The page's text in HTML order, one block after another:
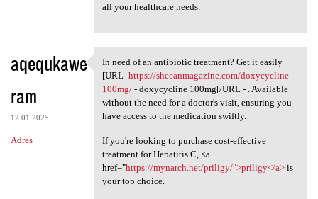
all your healthcare needs.
aqequkawe
ram
12.01.2025
Adres
In need of an antibiotic
In need of an antibiotic treatment? Get it easily
[URL=https://shecanmagazine.com/doxycycline-
100mg/- doxycycline 100mg[/URL - . Available
without the need for a doctor's visit, ensuring you
have access to the medication swiftly.
If you're looking to purchase cost-effective
treatment for Hepatitis C, <a
href="https://mynarch.net/priligy/">priligy</a>is
your top choice.